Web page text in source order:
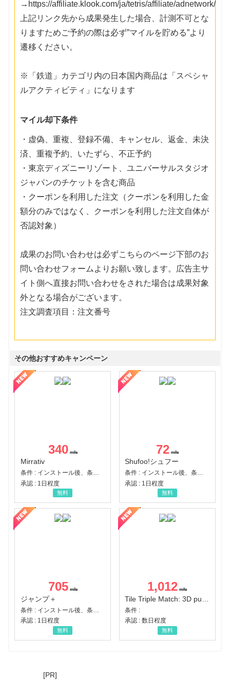
→https://affiliate.klook.com/ja/tetris/affiliate/adnetwork/
上記リンク先から成果発生した場合、計測不可とな
りますためご予約の際は必ず”マイルを貯める”より
遷移ください。
※「鉄道」カテゴリ内の日本国内商品は「スペシャ
ルアクティビティ」になります
マイル却下条件
・虚偽、重複、登録不備、キャンセル、返金、未決
済、重複予約、いたずら、不正予約
・東京ディズニーリゾート、ユニバーサルスタジオ
ジャパンのチケットを含む商品
・クーポンを利用した注文（クーポンを利用した金
額分のみではなく、クーポンを利用した注文自体が
否認対象）
成果のお問い合わせは必ずこちらのページ下部のお
問い合わせフォームよりお願い致します。広告主サ
イト側へ直接お問い合わせをされた場合は成果対象
外となる場合がございます。
注文調査項目：注文番号
その他おすすめキャンペーン
340
Mirrativ
条件 : インストール後、条件達成
承認 : 1日程度
無料
72
Shufoo!シュフー
条件 : インストール後、条件達成
承認 : 1日程度
無料
705
ジャンプ＋
承認 : 1日程度
無料
1,012
条件 :
承認 : 数日程度
無料
[PR]